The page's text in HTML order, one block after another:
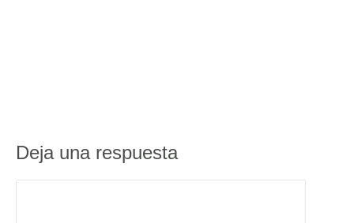
Deja una respuesta